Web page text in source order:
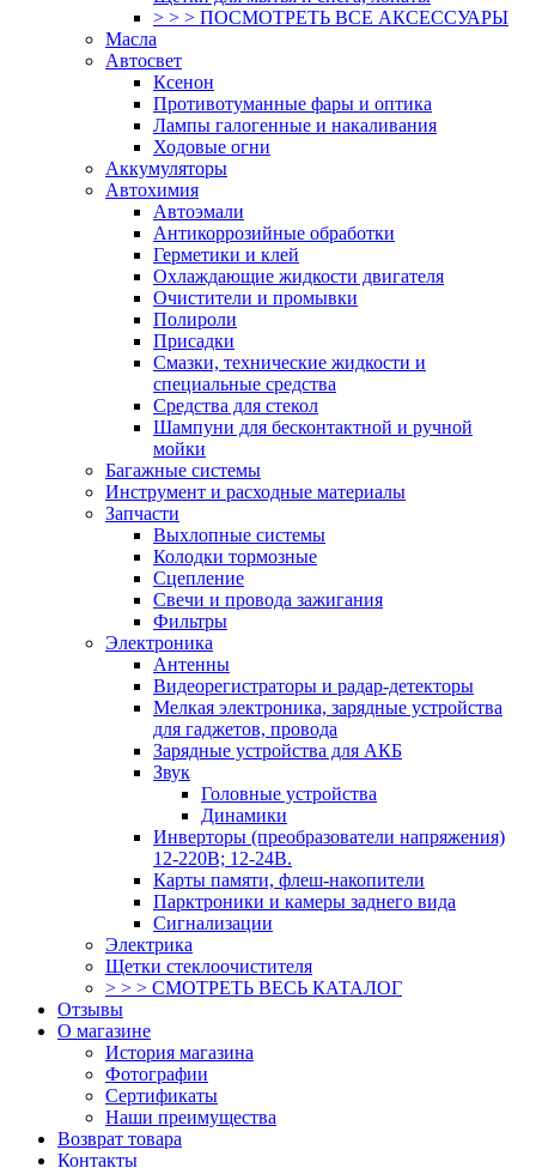
> > > ПОСМОТРЕТЬ ВСЕ АКСЕССУАРЫ
Масла
Автосвет
Ксенон
Противотуманные фары и оптика
Лампы галогенные и накаливания
Ходовые огни
Аккумуляторы
Автохимия
Автоэмали
Антикоррозийные обработки
Герметики и клей
Охлаждающие жидкости двигателя
Очистители и промывки
Полироли
Присадки
Смазки, технические жидкости и
специальные средства
Средства для стекол
Шампуни для бесконтактной и ручной
мойки
Багажные системы
Инструмент и расходные материалы
Запчасти
Выхлопные системы
Колодки тормозные
Сцепление
Свечи и провода зажигания
Фильтры
Электроника
Антенны
Видеорегистраторы и радар-детекторы
Мелкая электроника, зарядные устройства
для гаджетов, провода
Зарядные устройства для АКБ
Звук
Головные устройства
Динамики
Инверторы (преобразователи напряжения)
12-220В; 12-24В.
Карты памяти, флеш-накопители
Парктроники и камеры заднего вида
Сигнализации
Электрика
Щетки стеклоочистителя
> > > СМОТРЕТЬ ВЕСЬ КАТАЛОГ
Отзывы
О магазине
История магазина
Фотографии
Сертификаты
Наши преимущества
Возврат товара
Контакты